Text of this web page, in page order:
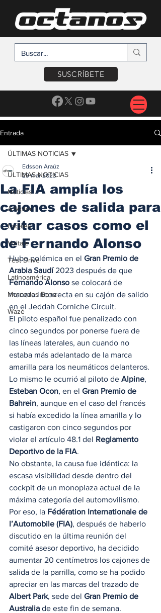
SUSCRÍBETE
Entrada
ÚLTIMAS NOTICIAS
Noticias
A Motor
Locales
Voltaje
Test Drive
Latinoamérica
Mercedes Benz
Waze
ÚLTIMAS NOTICIAS
La FIA amplía los
cajones de salida para
evitar casos como el
de Fernando Alonso
Edsson Araúz
29 mar 2023
Hubo polémica en el Gran Premio de
Arabia Saudí 2023 después de que
Fernando Alonso se colocará de
manera incorrecta en su cajón de salido
en el Jeddah Corniche Circuit.
El piloto español fue penalizado con
cinco segundos por ponerse fuera de
las líneas laterales, aun cuando no
estaba más adelantado de la marca
amarilla para los neumáticos delanteros.
Lo mismo le ocurrió al piloto de Alpine,
Esteban Ocon, en el Gran Premio de
Bahrein, aunque en el caso del francés
si había excedido la línea amarilla y lo
castigaron con cinco segundos por
violar el artículo 48.1 del Reglamento
Deportivo de la FIA.
No obstante, la causa fue idéntica: la
escasa visibilidad desde dentro del
cockpit de un monoplaza actual de la
máxima categoría del automovilismo.
Por eso, la Fédération Internationale de
l’Automobile (FIA), después de haberlo
discutido en la última reunión del
comité asesor deportivo, ha decidido
aumentar 20 centímetros los cajones de
salida de la parrilla, como se ha podido
apreciar en las marcas del trazado de
Albert Park, sede del Gran Premio de
Australia de este fin de semana.